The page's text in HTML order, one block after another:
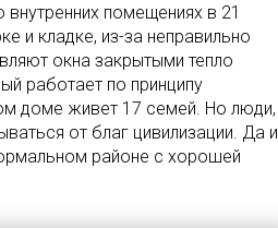
помещениях в 21
и кладке, из-за неправильно
окна закрытыми тепло
работает по принципу
доме живет 17 семей. Но люди,
от благ цивилизации. Да и
районе с хорошей